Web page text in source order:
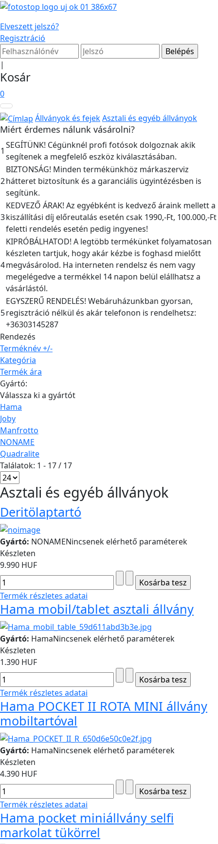
Elveszett jelszó?
Regisztráció
|
Kosár
0
Állványok és fejekAsztali és egyéb állványok
Miért érdemes nálunk vásárolni?
1
SEGÍTÜNK! Cégünknél profi fotósok dolgoznak akik
segítenek a megfelelő eszköz kiválasztásában.
2
BIZTONSÁG! Minden termékünkhöz márkaszerviz
hátteret biztosítunk és a garanciális ügyintézésben is
segítünk.
3
KEDVEZŐ ÁRAK! Az egyébként is kedvező áraink mellett a
kiszállítási díj előreutalás esetén csak 1990,-Ft, 100.000,-Ft
feletti rendelés esetén pedig ingyenes!
4
KIPRÓBÁLHATOD! A legtöbb termékünket folyamatosan
készleten tartjuk, hogy akár kézbe is foghasd mielőtt
megvásárolod. Ha interneten rendelsz és nem vagy
megelégedve a termékkel 14 napon belül elállhatsz a
vásárlástól.
5
EGYSZERŰ RENDELÉS! Webáruházunkban gyorsan,
regisztráció nélkül és akár telefonon is rendelhetsz:
+36303145287
Rendezés
Terméknév +/-
Kategória
Termék ára
Gyártó:
Válassza ki a gyártót
Hama
Joby
Manfrotto
NONAME
Quadralite
Találatok: 1 - 17 / 17
Asztali és egyéb állványok
Deritölaptartó
Gyártó: NONAMENincsenek elérhető paraméterek
Készleten
9.990 HUF
Termék részletes adatai
Hama mobil/tablet asztali állvány
Gyártó: HamaNincsenek elérhető paraméterek
Készleten
1.390 HUF
Termék részletes adatai
Hama POCKET II ROTA MINI állvány
mobiltartóval
Gyártó: HamaNincsenek elérhető paraméterek
Készleten
4.390 HUF
Termék részletes adatai
Hama pocket miniállvány selfi
markolat tükörrel